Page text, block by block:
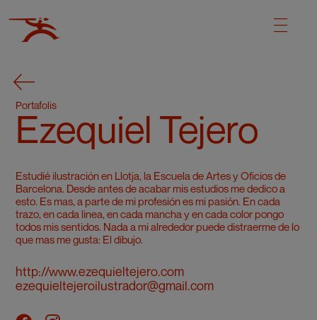
Portafolis
Ezequiel Tejero
Estudié ilustración en Llotja, la Escuela de Artes y Oficios de
Barcelona. Desde antes de acabar mis estudios me dedico a
esto. Es mas, a parte de mi profesión es mi pasión. En cada
trazo, en cada linea, en cada mancha y en cada color pongo
todos mis sentidos. Nada a mi alrededor puede distraerme de lo
que mas me gusta: El dibujo.
http://www.ezequieltejero.com
ezequieltejeroilustrador@gmail.com